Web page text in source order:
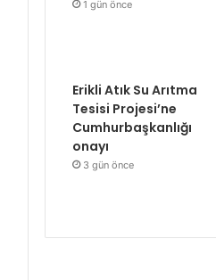
1 gün önce
Erikli Atık Su Arıtma
Tesisi Projesi’ne
Cumhurbaşkanlığı
onayı
3 gün önce